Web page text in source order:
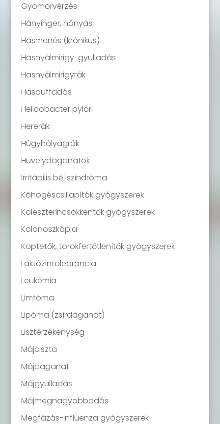
Gyomorvérzés
Hányinger, hányás
Hasmenés (krónikus)
Hasnyálmirigy-gyulladás
Hasnyálmirigyrák
Haspuffadás
Helicobacter pylori
Hererák
Húgyhólyagrák
Hüvelydaganatok
Irritábilis bél szindróma
Köhögéscsillapítók gyógyszerek
Koleszterincsökkentők gyógyszerek
Kolonoszkópia
Köptetők, torokfertőtlenítők gyógyszerek
Laktózintolearancia
Leukémia
Limfóma
Lipóma (zsírdaganat)
Lisztérzékenység
Májciszta
Májdaganat
Májgyulladás
Májmegnagyobbodás
Megfázás-influenza gyógyszerek